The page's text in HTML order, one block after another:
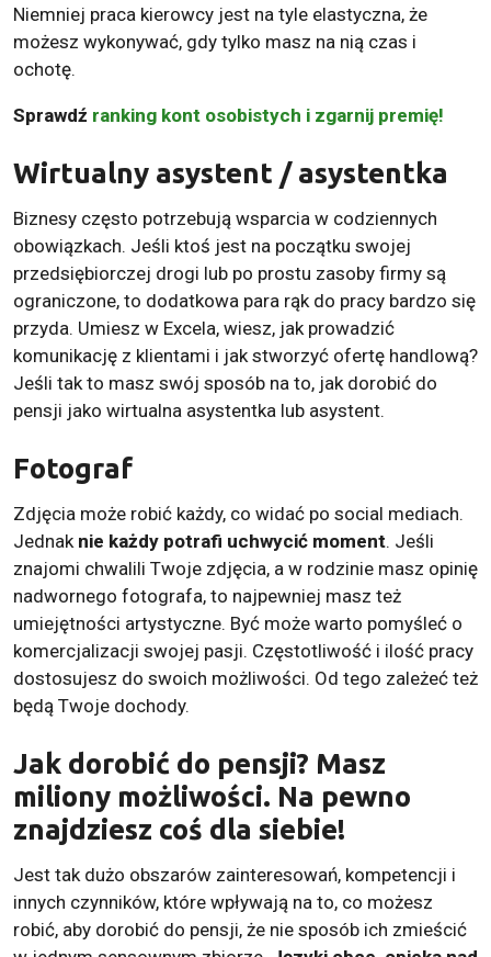
Niemniej praca kierowcy jest na tyle elastyczna, że
możesz wykonywać, gdy tylko masz na nią czas i
ochotę.
Sprawdź ranking kont osobistych i zgarnij premię!
Wirtualny asystent / asystentka
Biznesy często potrzebują wsparcia w codziennych
obowiązkach. Jeśli ktoś jest na początku swojej
przedsiębiorczej drogi lub po prostu zasoby firmy są
ograniczone, to dodatkowa para rąk do pracy bardzo się
przyda. Umiesz w Excela, wiesz, jak prowadzić
komunikację z klientami i jak stworzyć ofertę handlową?
Jeśli tak to masz swój sposób na to, jak dorobić do
pensji jako wirtualna asystentka lub asystent.
Fotograf
Zdjęcia może robić każdy, co widać po social mediach.
Jednak nie każdy potrafi uchwycić moment. Jeśli
znajomi chwalili Twoje zdjęcia, a w rodzinie masz opinię
nadwornego fotografa, to najpewniej masz też
umiejętności artystyczne. Być może warto pomyśleć o
komercjalizacji swojej pasji. Częstotliwość i ilość pracy
dostosujesz do swoich możliwości. Od tego zależeć też
będą Twoje dochody.
Jak dorobić do pensji? Masz
miliony możliwości. Na pewno
znajdziesz coś dla siebie!
Jest tak dużo obszarów zainteresowań, kompetencji i
innych czynników, które wpływają na to, co możesz
robić, aby dorobić do pensji, że nie sposób ich zmieścić